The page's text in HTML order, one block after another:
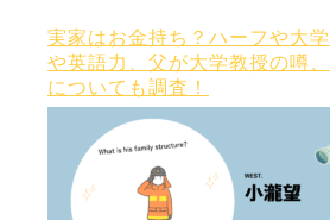
実家はお金持ち？ハーフや大
や英語力、父が大学教授の噂
についても調査！